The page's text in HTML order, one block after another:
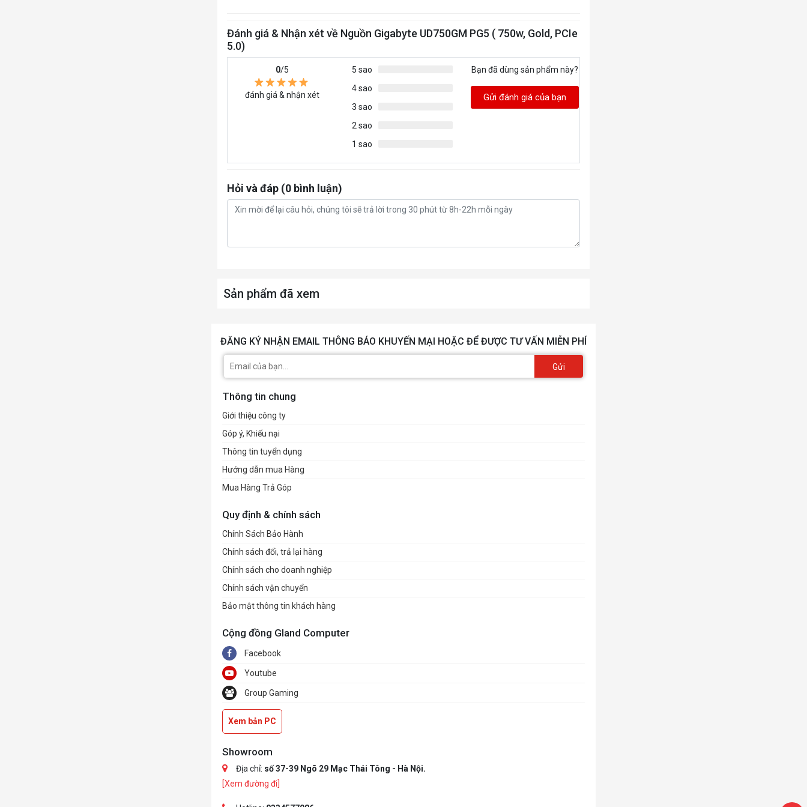
Đánh giá & Nhận xét về Nguồn Gigabyte UD750GM PG5 ( 750w, Gold, PCIe
5.0)
0/5
đánh giá & nhận xét
5 sao
4 sao
3 sao
2 sao
1 sao
Bạn đã dùng sản phẩm này?
Gửi đánh giá của bạn
Hỏi và đáp (0 bình luận)
Sản phẩm đã xem
ĐĂNG KÝ NHẬN EMAIL THÔNG BÁO KHUYẾN MẠI HOẶC ĐỂ ĐƯỢC TƯ VẤN MIỄN PHÍ
Gửi
Thông tin chung
Giới thiệu công ty
Góp ý, Khiếu nại
Thông tin tuyển dụng
Hướng dẫn mua Hàng
Mua Hàng Trả Góp
Quy định & chính sách
Chính Sách Bảo Hành
Chính sách đổi, trả lại hàng
Chính sách cho doanh nghiệp
Chính sách vận chuyển
Bảo mật thông tin khách hàng
Cộng đồng Gland Computer
Facebook
Youtube
Group Gaming
Xem bản PC
Showroom
Địa chỉ: số 37-39 Ngõ 29 Mạc Thái Tông - Hà Nội.
[Xem đường đi]